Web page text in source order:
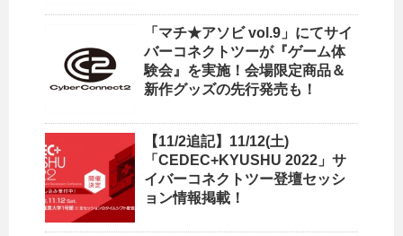
「マチ★アソビ vol.9」にてサイ
バーコネクトツーが『ゲーム体
験会』を実施！会場限定商品＆
新作グッズの先行発売も！
【11/2追記】11/12(土)
「CEDEC+KYUSHU 2022」サ
イバーコネクトツー登壇セッシ
ョン情報掲載！